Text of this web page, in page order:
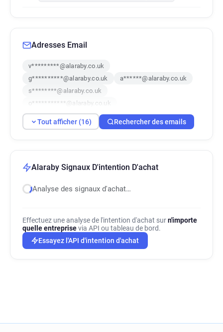
Adresses Email
v*********@alaraby.co.uk
g**********@alaraby.co.uk
a******@alaraby.co.uk
s********@alaraby.co.uk
o***********@alaraby.co.uk
e**********@alaraby.co.uk
i**********@alaraby.co.uk
e********@alaraby.co.uk
w*****@alaraby.co.uk
k*********@alaraby.co.uk
Tout afficher (16) Rechercher des emails
Alaraby Signaux D'intention D'achat
Analyse des signaux d'achat…
Effectuez une analyse de l'intention d'achat surn'importe
quelle entreprisevia API ou tableau de bord.
Essayez l'API d'intention d'achat